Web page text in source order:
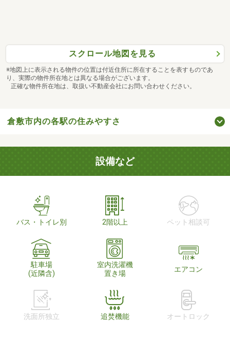
スクロール地図を見る
※地図上に表示される物件の位置は付近住所に所在することを表すものであ
り、実際の物件所在地とは異なる場合がございます。
正確な物件所在地は、取扱い不動産会社にお問い合わせください。
倉敷市内の各駅の住みやすさ
設備など
バス・トイレ別 2階以上 ペット相談可
駐車場
(近隣含)
室内洗濯機
置き場
エアコン
洗面所独立 追焚機能 オートロック